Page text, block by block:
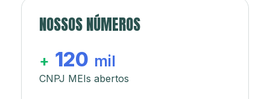
NOSSOS NÚMEROS
+ 120 mil
CNPJ MEIs abertos